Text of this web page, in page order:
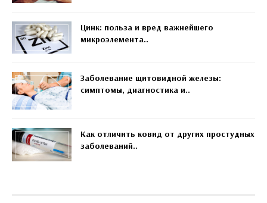
Цинк: польза и вред важнейшего
микроэлемента..
Заболевание щитовидной железы:
симптомы, диагностика и..
Как отличить ковид от других простудных
заболеваний..